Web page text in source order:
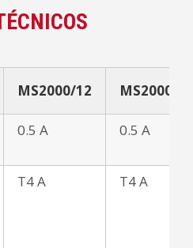
MS2000/12 MS2000/24
0.5 A 0.5 A
T4 A T4 A